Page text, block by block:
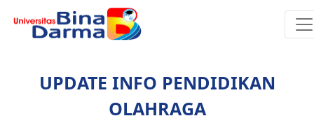
UPDATE INFO PENDIDIKAN
OLAHRAGA